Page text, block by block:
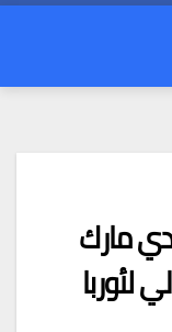
مارك
لأوربا